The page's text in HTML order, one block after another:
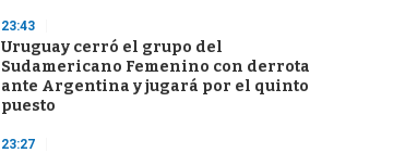
23:43
Uruguay cerró el grupo del
Sudamericano Femenino con derrota
ante Argentina y jugará por el quinto
puesto
23:27